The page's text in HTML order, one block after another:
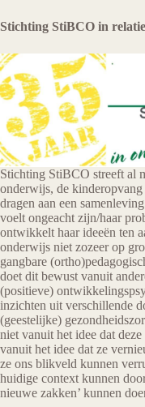
Stichting StiBCO in
Stichting StiBCO streeft al
onderwijs, de
dragen aan een
voelt ongeacht zijn/haar
ontwikkelt haar ideeën ten
onderwijs niet zozeer op
gangbare
doet dit bewust vanuit
(positieve)
inzichten uit verschillende
(geestelijke)
niet vanuit het idee dat
vanuit het idee dat ze
ze ons blikveld kunnen
huidige context kunnen
nieuwe zakken’ kunnen